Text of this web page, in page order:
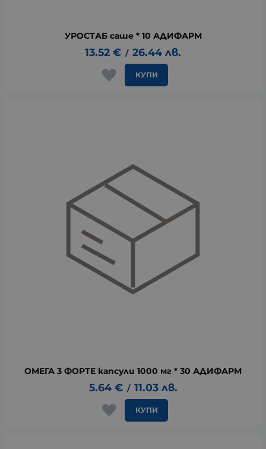
УРОСТАБ саше * 10 АДИФАРМ
13.52 € / 26.44 лв.
КУПИ
ОМЕГА 3 ФОРТЕ капсули 1000 мг * 30 АДИФАРМ
5.64 € / 11.03 лв.
КУПИ